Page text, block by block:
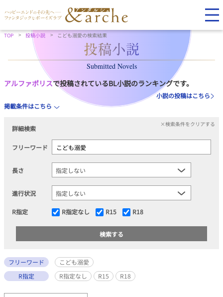
TOP 投稿小説 こども溺愛の検索結果
Submitted Novels
アルファポリスで投稿されているBL小説のランキングです。
小説の投稿はこちら
掲載条件はこちら
詳細検索
×検索条件をクリアする
フリーワード
長さ
進行状況
R指定 R指定なし R15 R18
フリーワード
こども溺愛
R指定
R指定なし R15 R18